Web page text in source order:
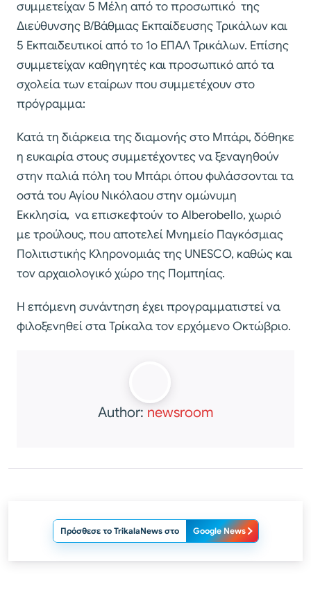
συμμετείχαν 5 Μέλη από το προσωπικό της
Διεύθυνσης Β/Βάθμιας Εκπαίδευσης Τρικάλων και
5 Εκπαιδευτικοί από το 1ο ΕΠΑΛ Τρικάλων. Επίσης
συμμετείχαν καθηγητές και προσωπικό από τα
σχολεία των εταίρων που συμμετέχουν στο
πρόγραμμα:
Κατά τη διάρκεια της διαμονής στο Μπάρι, δόθηκε
η ευκαιρία στους συμμετέχοντες να ξεναγηθούν
στην παλιά πόλη του Μπάρι όπου φυλάσσονται τα
οστά του Αγίου Νικόλαου στην ομώνυμη
Εκκλησία, να επισκεφτούν το Alberobello, χωριό
με τρούλους, που αποτελεί Μνημείο Παγκόσμιας
Πολιτιστικής Κληρονομιάς της UNESCO, καθώς και
τον αρχαιολογικό χώρο της Πομπηίας.
Η επόμενη συνάντηση έχει προγραμματιστεί να
φιλοξενηθεί στα Τρίκαλα τον ερχόμενο Οκτώβριο.
Author: newsroom
Πρόσθεσε το TrikalaNews στο Google News